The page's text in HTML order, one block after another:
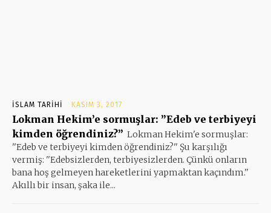
İSLAM TARIHI KASIM 3, 2017
Lokman Hekim’e sormuşlar: ”Edeb ve terbiyeyi
kimden öğrendiniz?” Lokman Hekim'e sormuşlar:
''Edeb ve terbiyeyi kimden öğrendiniz?'' Şu karşılığı
vermiş: ''Edebsizlerden, terbiyesizlerden. Çünkü onların
bana hoş gelmeyen hareketlerini yapmaktan kaçındım.''
Akıllı bir insan, şaka ile...